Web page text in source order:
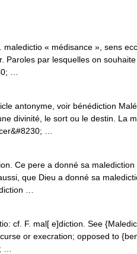
« médisance », sens
Paroles par lesquelles on
…
antonyme, voir bénédiction
divinité, le sort ou le destin. La
…
Ce pere a donné sa malediction
que Dieu a donné sa
…
cf. F. mal[ e]diction. See
or execration; opposed to
…